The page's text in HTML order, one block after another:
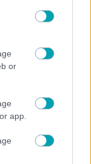
or
app.